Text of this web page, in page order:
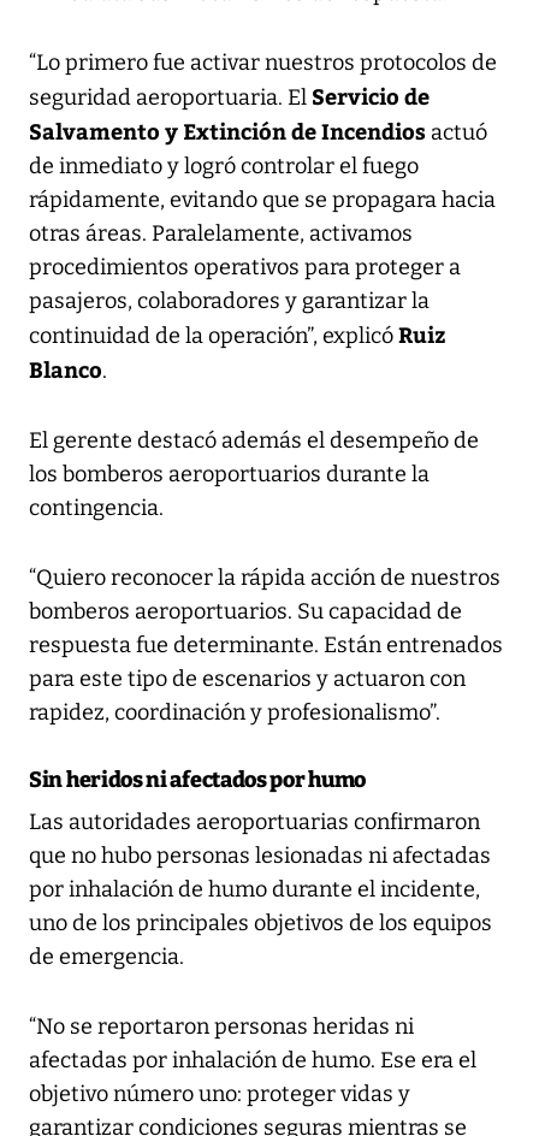
“Lo primero fue activar nuestros protocolos de
seguridad aeroportuaria. El Servicio de
Salvamento y Extinción de Incendios actuó
de inmediato y logró controlar el fuego
rápidamente, evitando que se propagara hacia
otras áreas. Paralelamente, activamos
procedimientos operativos para proteger a
pasajeros, colaboradores y garantizar la
continuidad de la operación”, explicóRuiz
Blanco.
El gerente destacó además el desempeño de
los bomberos aeroportuarios durante la
contingencia.
“Quiero reconocer la rápida acción de nuestros
bomberos aeroportuarios. Su capacidad de
respuesta fue determinante. Están entrenados
para este tipo de escenarios y actuaron con
rapidez, coordinación y profesionalismo”.
Sin heridos ni afectados por humo
Las autoridades aeroportuarias confirmaron
que no hubo personas lesionadas ni afectadas
por inhalación de humo durante el incidente,
uno de los principales objetivos de los equipos
de emergencia.
“No se reportaron personas heridas ni
afectadas por inhalación de humo. Ese era el
objetivo número uno: proteger vidas y
garantizar condiciones seguras mientras se